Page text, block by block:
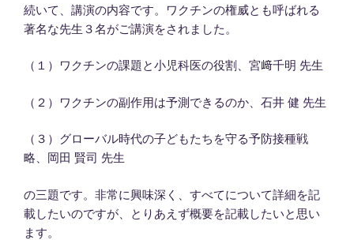
続いて、講演の内容です。ワクチンの権威とも呼ばれる
著名な先生３名がご講演をされました。
（１）ワクチンの課題と小児科医の役割、宮﨑千明 先生
（２）ワクチンの副作用は予測できるのか、石井 健 先生
（３）グローバル時代の子どもたちを守る予防接種戦
略、岡田 賢司 先生
の三題です。非常に興味深く、すべてについて詳細を記
載したいのですが、とりあえず概要を記載したいと思い
ます。